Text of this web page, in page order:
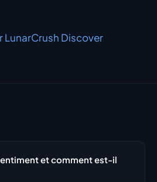
LunarCrush Discover
et comment est-il